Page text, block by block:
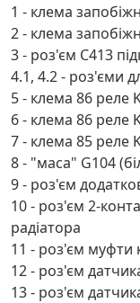
1 - клема
2 - клема
3 - роз'єм C413
4.1, 4.2 - роз'єми
5 - клема 86 реле
6 - клема 86 реле
7 - клема 85 реле
8 - "маса" G104
9 - роз'єм
10 - роз'єм 2-
радіатора
11 - роз'єм муфти
12 - роз'єм
13 - роз'єм